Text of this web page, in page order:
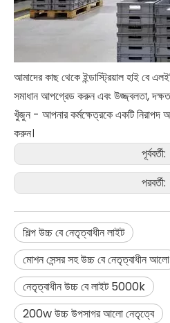
আমাদের কাছ থেকে ইন্ডাস্ট্রিয়াল হাই বে
সমাধান আপগ্রেড করুন এবং উজ্জ্বলতা,
খুঁজুন - আপনার কর্মক্ষেত্রকে একটি নিরাপদ
করুন।
পূর্ববর্তী:
পরবর্তী:
শিল্প উচ্চ বে নেতৃত্বাধীন লাইট
মোশন সেন্সর সহ উচ্চ বে নেতৃত্বাধীন আলো
নেতৃত্বাধীন উচ্চ বে লাইট 5000k
200w উচ্চ উপসাগর আলো নেতৃত্বে